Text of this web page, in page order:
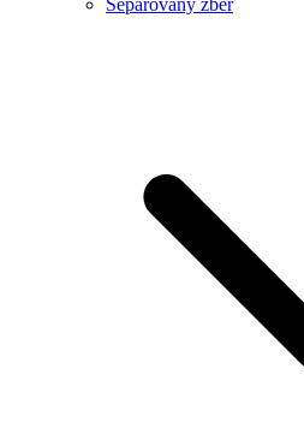
Separovaný zber